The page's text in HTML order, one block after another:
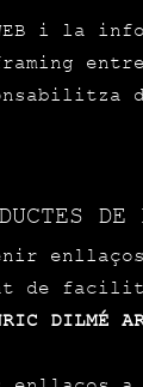
i la
DE
DILMÉ